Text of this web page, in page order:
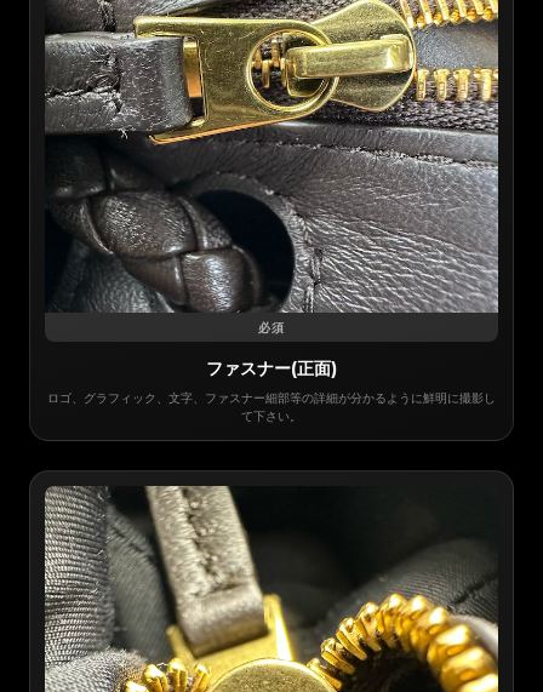
必須
ファスナー(正面)
ロゴ、グラフィック、文字、ファスナー細部等の詳細が分かるように鮮明に撮影し
て下さい。